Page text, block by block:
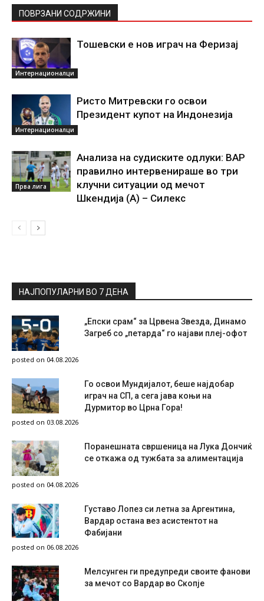
ПОВРЗАНИ СОДРЖИНИ
Интернационалци
Тошевски е нов играч на Феризај
Интернационалци
Ристо Митревски го освои
Президент купот на Индонезија
Прва лига
Анализа на судиските одлуки: ВАР
правилно интервенираше во три
клучни ситуации од мечот
Шкендија (А) – Силекс
НАЈПОПУЛАРНИ ВО 7 ДЕНА
„Епски срам“ за Црвена Звезда, Динамо
Загреб со „петарда“ го најави плеј-офот
posted on 04.08.2026
Го освои Мундијалот, беше најдобар
играч на СП, а сега јава коњи на
Дурмитор во Црна Гора!
posted on 03.08.2026
Поранешната свршеница на Лука Дончиќ
се откажа од тужбата за алиментација
posted on 04.08.2026
Густаво Лопез си летна за Аргентина,
Вардар остана вез асистентот на
Фабијани
posted on 06.08.2026
Мелсунген ги предупреди своите фанови
за мечот со Вардар во Скопје